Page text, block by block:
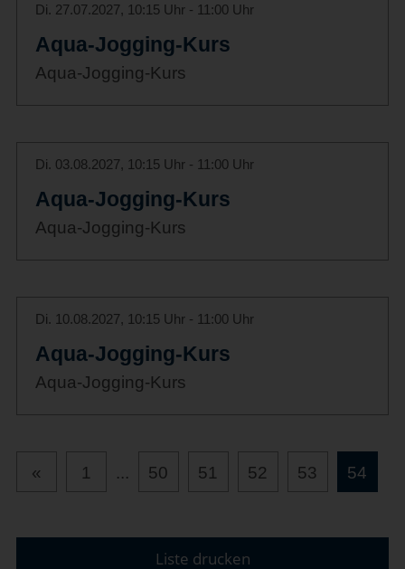
Di. 27.07.2027, 10:15 Uhr - 11:00 Uhr
Aqua-Jogging-Kurs
Aqua-Jogging-Kurs
Di. 03.08.2027, 10:15 Uhr - 11:00 Uhr
Aqua-Jogging-Kurs
Aqua-Jogging-Kurs
Di. 10.08.2027, 10:15 Uhr - 11:00 Uhr
Aqua-Jogging-Kurs
Aqua-Jogging-Kurs
« 1 ... 50 51 52 53 54
Liste drucken